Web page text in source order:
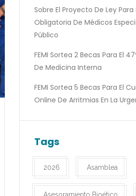
Sobre El Proyecto De Ley
Obligatoria De Médicos
Público
FEMI Sortea 2 Becas Para El
De Medicina Interna
FEMI Sortea 5 Becas Para El
Online De Arritmias En La
Tags
2026 Asamblea